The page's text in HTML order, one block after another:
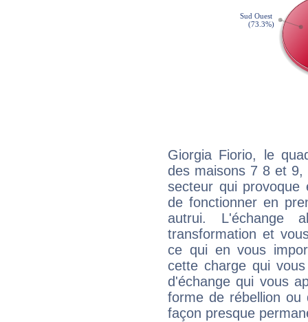
Giorgia Fiorio, le
des maisons 7 8 et
secteur qui provoque
de fonctionner en
autrui. L'échange
transformation et
ce qui en vous
cette charge qui
d'échange qui vous
forme de rébellion ou
façon presque